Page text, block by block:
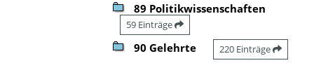
89 Politikwissenschaften
59 Einträge
90 Gelehrte 220 Einträge